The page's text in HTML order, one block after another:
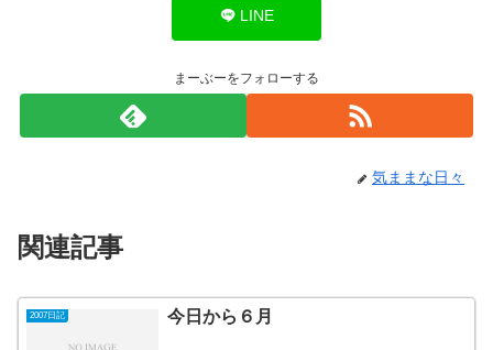
LINE
まーぶーをフォローする
気ままな日々
関連記事
2007日記 今日から６月